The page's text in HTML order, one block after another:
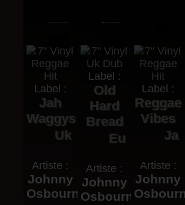
Label :
Jah
Waggys
Uk
Artiste :
Johnny
Osbourne
Label :
Old
Hard
Bread
Eu
Artiste :
Johnny
Osbourne
Label :
Reggae
Vibes
Ja
Artiste :
Johnny